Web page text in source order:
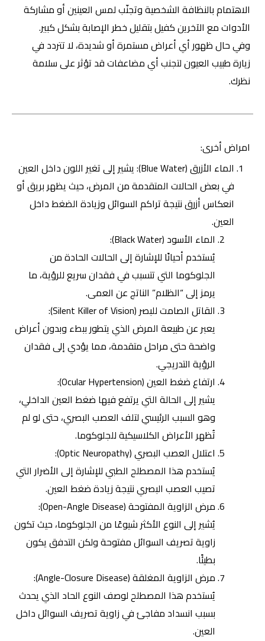
الاهتمام بالنظافة الشخصية وتجنّب لمس العينين أو مشاركة
الأدوات مع الآخرين كفيل بتقليل خطر الإصابة بشكل كبير.
وفي حال ظهور أي أعراض مستمرة أو شديدة، لا تتردد في
زيارة طبيب العيون لتجنب أي مضاعفات قد تؤثر على سلامة
نظرك.
امراض أخرى:
الماء الأزرق (Blue Water): يشير إلى تغير اللون داخل العين
في بعض الحالات المتقدمة من المرض، حيث يظهر بريق أو
انعكاس أزرق نتيجة تراكم السوائل وزيادة الضغط داخل
العين.
الماء الأسود (Black Water):
يُستخدم أحيانًا للإشارة إلى الحالات الحادة من
الجلوكوما التي تتسبب في فقدان سريع للرؤية، ما
يرمز إلى “الظلام” الناتج عن العمى.
القاتل الصامت للبصر(Silent Killer of Vision):
يعبر عن طبيعة المرض الذي يتطور ببطء وبدون أعراض
واضحة حتى مراحل متقدمة، مما يؤدي إلى فقدان
الرؤية التدريجي.
ارتفاع ضغط العين (Ocular Hypertension):
يشير إلى الحالة التي يرتفع فيها ضغط العين الداخلي،
وهو السبب الرئيسي لتلف العصب البصري، حتى لو لم
تُظهر الأعراض الكلاسيكية للجلوكوما.
اعتلال العصب البصري (Optic Neuropathy):
يُستخدم هذا المصطلح الطبي للإشارة إلى الأضرار التي
تصيب العصب البصري نتيجة زيادة ضغط العين.
مرض الزاوية المفتوحة (Open-Angle Disease):
يُشير إلى النوع الأكثر شيوعًا من الجلوكوما، حيث تكون
زاوية تصريف السوائل مفتوحة ولكن التدفق يكون
بطيئًا.
مرض الزاوية المغلقة (Angle-Closure Disease):
يُستخدم هذا المصطلح لوصف النوع الحاد الذي يحدث
بسبب انسداد مفاجئ في زاوية تصريف السوائل داخل
العين.